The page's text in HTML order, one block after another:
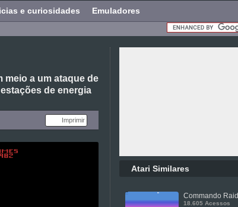
e curiosidades Emuladores
meio a um ataque de
de energia
Imprimir
Atari Similares
Commando Raid
18.605 Acessos